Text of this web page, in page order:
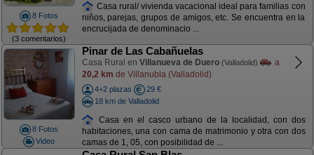
8 Fotos
(3 comentarios)
Casa rural/ vivienda vacacional ideal para familias con
niños, parejas, grupos de amigos, etc. Se encuentra en la
encrucijada de denominacio ...
8 Fotos
Video
Pinar de Las Cabañuelas
Casa Rural en Villanueva de Duero (Valladolid)
a
20,2 km de Villanubla (Valladolid)
4+2 plazas
29 €
18 km de Valladolid
Casa en el casco urbano de la localidad, con dos
habitaciones, una con cama de matrimonio y otra con dos
camas de 1, 05, con posibilidad de ...